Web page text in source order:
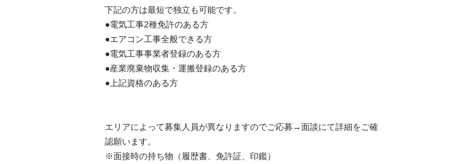
下記の方は最短で独立も可能です。
●電気工事2種免許のある方
●エアコン工事全般できる方
●電気工事事業者登録のある方
●産業廃棄物収集・運搬登録のある方
●上記資格のある方
エリアによって募集人員が異なりますのでご応募→面談にて詳細をご確
認願います。
※面接時の持ち物（履歴書、免許証、印鑑）